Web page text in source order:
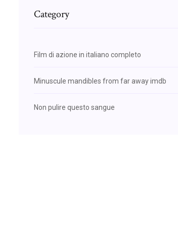
Category
Film di azione in italiano completo
Minuscule mandibles from far away imdb
Non pulire questo sangue